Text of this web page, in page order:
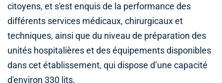
citoyens, et s'est enquis de la performance des
différents services médicaux, chirurgicaux et
techniques, ainsi que du niveau de préparation des
unités hospitalières et des équipements disponibles
dans cet établissement, qui dispose d’une capacité
d'environ 330 lits.